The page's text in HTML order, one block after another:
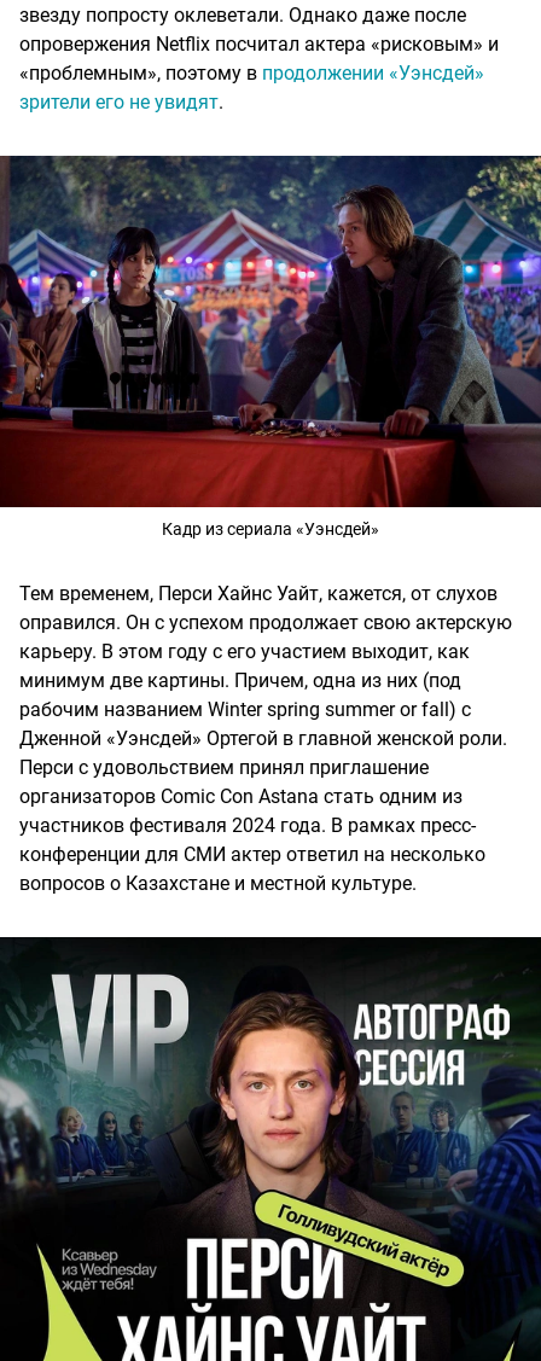
звезду попросту оклеветали. Однако даже после
опровержения Netflix посчитал актера «рисковым» и
«проблемным», поэтому в продолжении «Уэнсдей»
зрители его не увидят.
Кадр из сериала «Уэнсдей»
Тем временем, Перси Хайнс Уайт, кажется, от слухов
оправился. Он с успехом продолжает свою актерскую
карьеру. В этом году с его участием выходит, как
минимум две картины. Причем, одна из них (под
рабочим названием Winter spring summer or fall) с
Дженной «Уэнсдей» Ортегой в главной женской роли.
Перси с удовольствием принял приглашение
организаторов Comic Con Astana стать одним из
участников фестиваля 2024 года. В рамках пресс-
конференции для СМИ актер ответил на несколько
вопросов о Казахстане и местной культуре.